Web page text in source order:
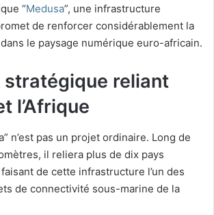
“Medusa”, une infrastructure
de renforcer considérablement la
le paysage numérique euro-africain.
stratégique reliant
l’Afrique
n’est pas un projet ordinaire. Long de
il reliera plus de dix pays
de cette infrastructure l’un des
de connectivité sous-marine de la